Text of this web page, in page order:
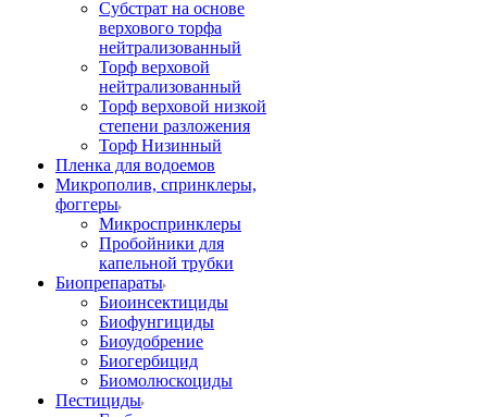
Субстрат на основе
верхового торфа
нейтрализованный
Торф верховой
нейтрализованный
Торф верховой низкой
степени разложения
Торф Низинный
Пленка для водоемов
Микрополив, спринклеры,
фоггеры
Микроспринклеры
Пробойники для
капельной трубки
Биопрепараты
Биоинсектициды
Биофунгициды
Биоудобрение
Биогербицид
Биомолюскоциды
Пестициды